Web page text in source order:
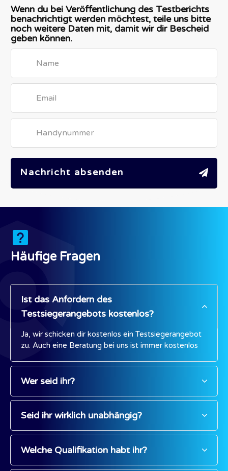
Wenn du bei Veröffentlichung des Testberichts
benachrichtigt werden möchtest, teile uns bitte
noch weitere Daten mit, damit wir dir Bescheid
geben können.
Nachricht absenden
Häufige Fragen
Ist das Anfordern des
Testsiegerangebots kostenlos?
Ja, wir schicken dir kostenlos ein Testsiegerangebot
zu. Auch eine Beratung bei uns ist immer kostenlos
Wer seid ihr?
Seid ihr wirklich unabhängig?
Welche Qualifikation habt ihr?